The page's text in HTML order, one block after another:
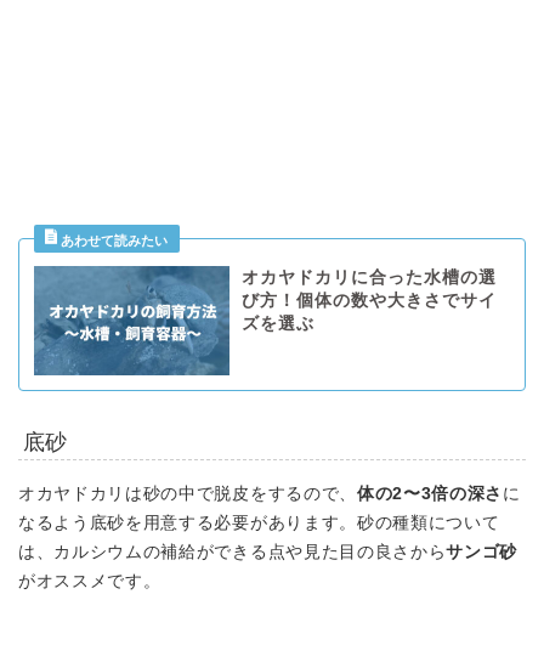
オカヤドカリに合った水槽の選
び方！個体の数や大きさでサイ
ズを選ぶ
底砂
オカヤドカリは砂の中で脱皮をするので、 体の2〜3倍の深さ に
なるよう底砂を用意する必要があります。砂の種類について
は、カルシウムの補給ができる点や見た目の良さからサンゴ砂
がオススメです。